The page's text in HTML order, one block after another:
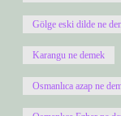
Gölge eski dilde ne
Karangu ne demek
Osmanlıca azap ne